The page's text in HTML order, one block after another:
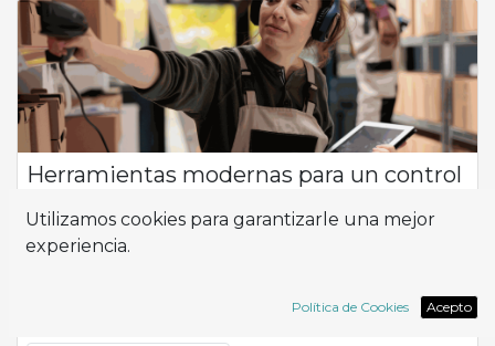
Herramientas modernas para un control
Flujo de Productos ¿Cómo puedo optimizar la eficiencia y la
productividad en la gestión de mi empresa, especialmente
Utilizamos cookies para garantizarle una mejor
experiencia.
Política de Cookies Acepto